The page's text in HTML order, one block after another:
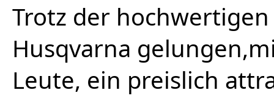
Trotz der
Husqvarna
Leute, ein preislich